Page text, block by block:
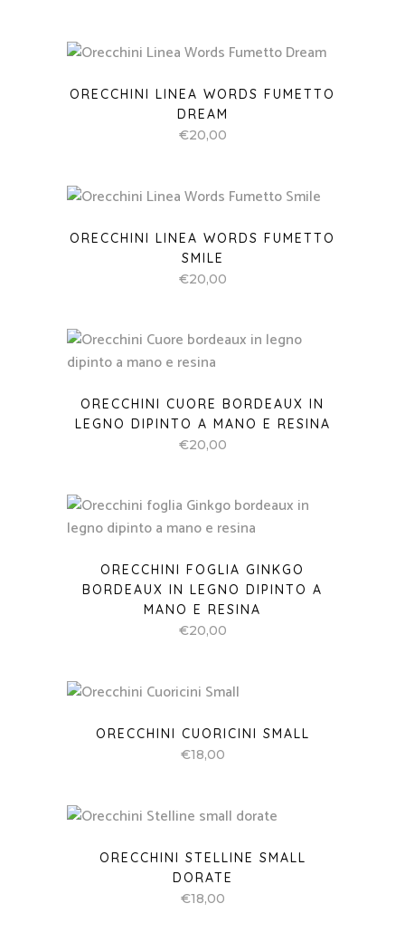
ORECCHINI LINEA WORDS FUMETTO
DREAM
€20,00
ORECCHINI LINEA WORDS FUMETTO
SMILE
€20,00
ORECCHINI CUORE BORDEAUX IN
LEGNO DIPINTO A MANO E RESINA
€20,00
ORECCHINI FOGLIA GINKGO
BORDEAUX IN LEGNO DIPINTO A
MANO E RESINA
€20,00
ORECCHINI CUORICINI SMALL
€18,00
ORECCHINI STELLINE SMALL
DORATE
€18,00